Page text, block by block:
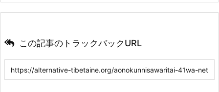
この記事のトラックバックURL